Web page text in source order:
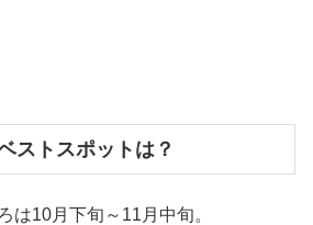
ストスポットは？
は10月下旬～11月中旬。